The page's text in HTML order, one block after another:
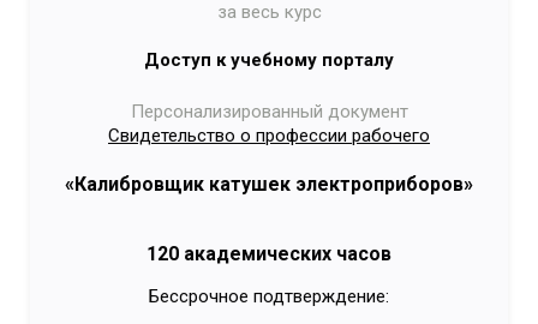
за весь курс
Доступ к учебному порталу
Персонализированный документ
Свидетельство о профессии рабочего
«Калибровщик катушек электроприборов»
120 академических часов
Бессрочное подтверждение: